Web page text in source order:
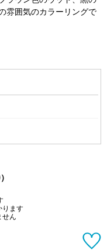
雰囲気のカラーリングで
ります
せん